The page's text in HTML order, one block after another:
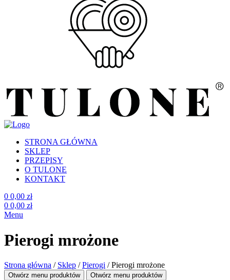
STRONA GŁÓWNA
SKLEP
PRZEPISY
O TULONE
KONTAKT
0 0,00 zł
0 0,00 zł
Menu
Pierogi mrożone
Strona główna / Sklep /Pierogi /Pierogi mrożone
Otwórz menu produktów Otwórz menu produktów